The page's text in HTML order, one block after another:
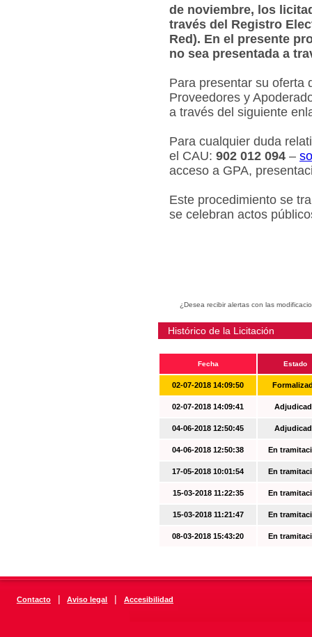
de noviembre, los
través del Registro
Red). En el presente
no sea presentada a
Para presentar su oferta
Proveedores y
a través del siguiente
Para cualquier duda
el CAU: 902 012 094 –
acceso a GPA,
Este procedimiento se
se celebran actos
¿Desea recibir alertas con las
Histórico de la Licitación
Fecha Estado
02-07-2018 14:09:50
02-07-2018 14:09:41
04-06-2018 12:50:45
04-06-2018 12:50:38 En
17-05-2018 10:01:54 En
15-03-2018 11:22:35 En
15-03-2018 11:21:47 En
08-03-2018 15:43:20 En
Contacto | Aviso legal | Accesibilidad